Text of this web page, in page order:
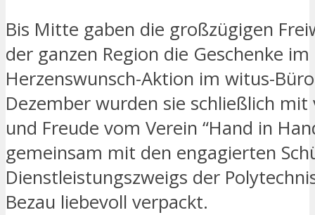
Bis Mitte gaben die großzügigen
der ganzen Region die Geschenke
Herzenswunsch-Aktion im witus-
Dezember wurden sie schließlich
und Freude vom Verein “Hand in
gemeinsam mit den engagierten
Dienstleistungszweigs der
Bezau liebevoll verpackt.